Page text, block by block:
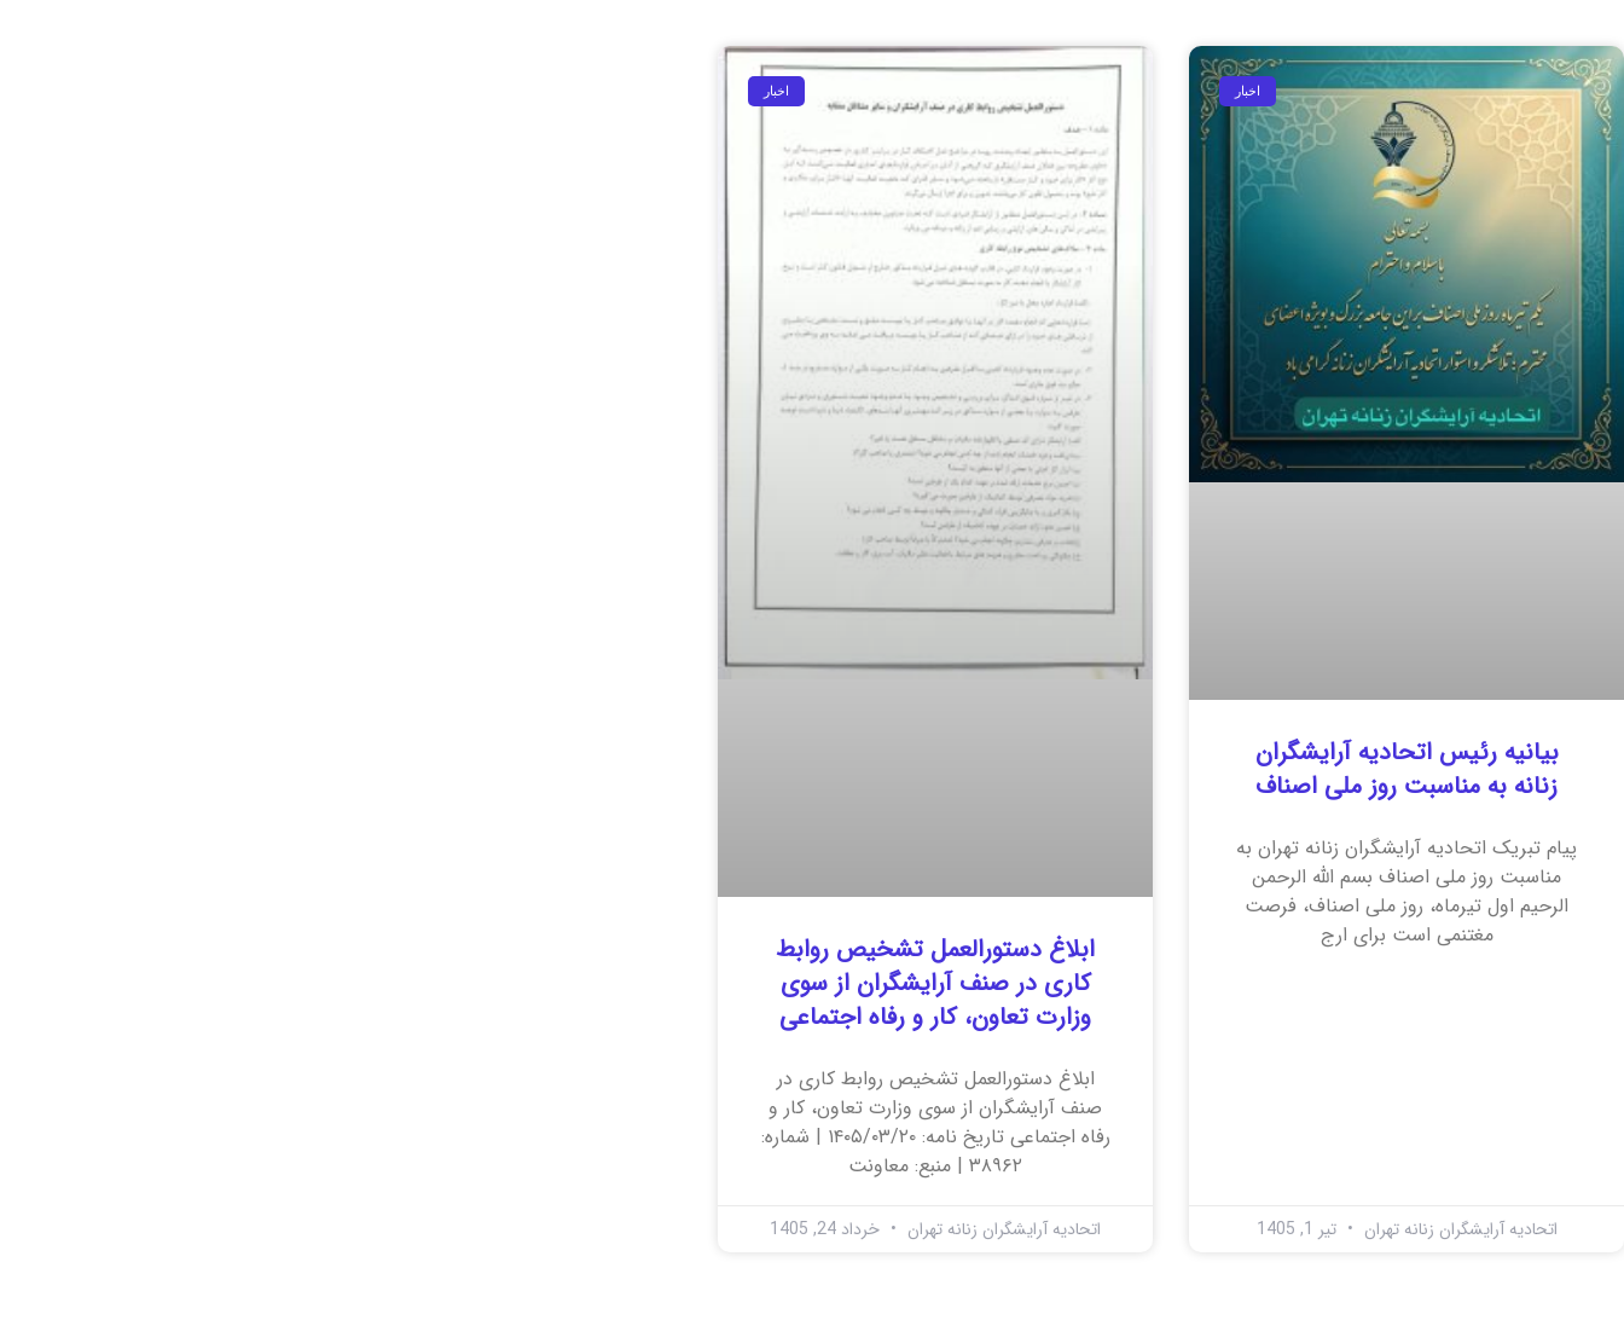
اخبار
بیانیه رئیس اتحادیه آرایشگران
زنانه به مناسبت روز ملی اصناف
پیام تبریک اتحادیه آرایشگران زنانه تهران به
مناسبت روز ملی اصناف بسم الله الرحمن
الرحیم اول تیرماه، روز ملی اصناف، فرصت
مغتنمی است برای ارج
اتحادیه آرایشگران زنانه تهران تیر 1, 1405
اخبار
ابلاغ دستورالعمل تشخیص روابط
کاری در صنف آرایشگران از سوی
وزارت تعاون، کار و رفاه اجتماعی
ابلاغ دستورالعمل تشخیص روابط کاری در
صنف آرایشگران از سوی وزارت تعاون، کار و
رفاه اجتماعی تاریخ نامه: ۱۴۰۵/۰۳/۲۰ | شماره:
۳۸۹۶۲ | منبع: معاونت
اتحادیه آرایشگران زنانه تهران خرداد 24, 1405